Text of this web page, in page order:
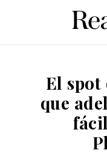
El spot
que